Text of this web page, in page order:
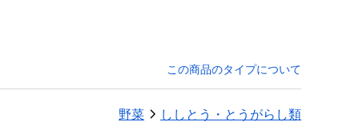
この商品のタイプについて
野菜 ししとう・とうがらし類